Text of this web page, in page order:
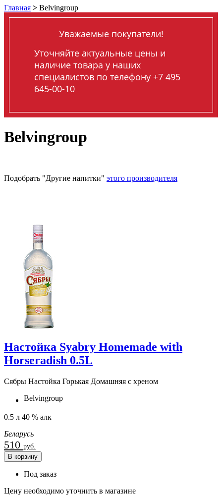
Главная > Belvingroup
Уважаемые покупатели!
Уточняйте актуальные цены и
наличие товара у наших
специалистов по телефону +7 495
645-00-10
Belvingroup
Подобрать "Другие напитки" этого производителя
Настойка Syabry Homemade with
Horseradish 0.5L
Сябры Настойка Горькая Домашняя с хреном
Belvingroup
0.5 л 40 % алк
Беларусь
510 руб.
В корзину
Под заказ
Цену необходимо уточнить в магазине